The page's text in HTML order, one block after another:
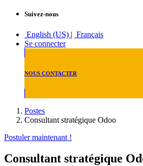
Suivez-nous
English (US) | Français
Se connecter
NOUS CONTACTER
Postes
Consultant stratégique Odoo
Postuler maintenant !
Consultant stratégique